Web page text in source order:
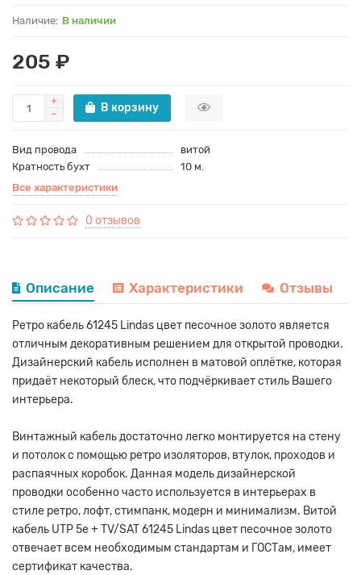
В наличии
205 ₽
В корзину
Вид провода
витой
Кратность бухт
10 м.
Все характеристики
0 отзывов
Описание Характеристики Отзывы
Ретро кабель 61245 Lindas цвет песочное золото является
отличным декоративным решением для открытой проводки.
Дизайнерский кабель исполнен в матовой оплётке, которая
придаёт некоторый блеск, что подчёркивает стиль Вашего
интерьера.
Винтажный кабель достаточно легко монтируется на стену
и потолок с помощью ретро изоляторов, втулок, проходов и
распаячных коробок. Данная модель дизайнерской
проводки особенно часто используется в интерьерах в
стиле ретро, лофт, стимпанк, модерн и минимализм. Витой
кабель UTP 5e + TV/SAT 61245 Lindas цвет песочное золото
отвечает всем необходимым стандартам и ГОСТам, имеет
сертификат качества.